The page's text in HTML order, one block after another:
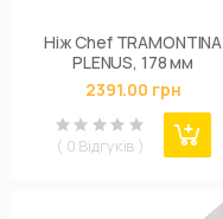
Ніж Chef TRAMONTINA
PLENUS, 178 мм
2391.00 грн
( 0 Відгуків )